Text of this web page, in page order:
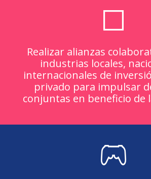
Realizar alianzas
industrias locales,
internacionales de
privado para impulsar
conjuntas en beneficio de